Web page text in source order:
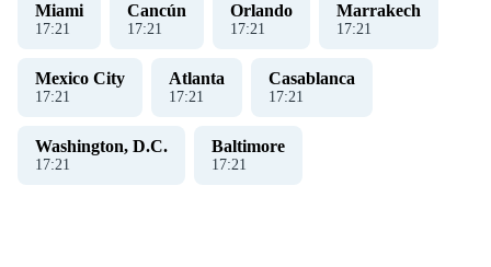
Miami
17:22
Cancún
17:22
Orlando
17:22
Marrakech
17:22
Mexico City
17:22
Atlanta
17:22
Casablanca
17:22
Washington, D.C.
17:22
Baltimore
17:22